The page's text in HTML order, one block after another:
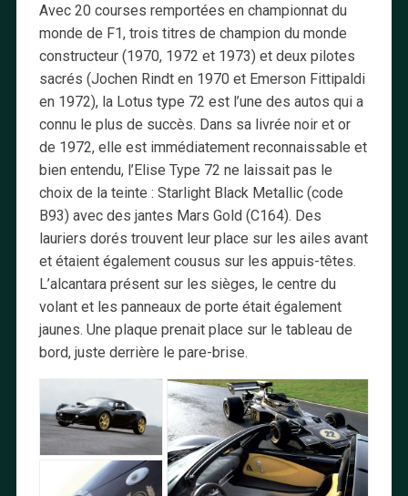
Avec 20 courses remportées en championnat du
monde de F1, trois titres de champion du monde
constructeur (1970, 1972 et 1973) et deux pilotes
sacrés (Jochen Rindt en 1970 et Emerson Fittipaldi
en 1972), la Lotus type 72 est l’une des autos qui a
connu le plus de succès. Dans sa livrée noir et or
de 1972, elle est immédiatement reconnaissable et
bien entendu, l’Elise Type 72 ne laissait pas le
choix de la teinte : Starlight Black Metallic (code
B93) avec des jantes Mars Gold (C164). Des
lauriers dorés trouvent leur place sur les ailes avant
et étaient également cousus sur les appuis-têtes.
L’alcantara présent sur les sièges, le centre du
volant et les panneaux de porte était également
jaunes. Une plaque prenait place sur le tableau de
bord, juste derrière le pare-brise.